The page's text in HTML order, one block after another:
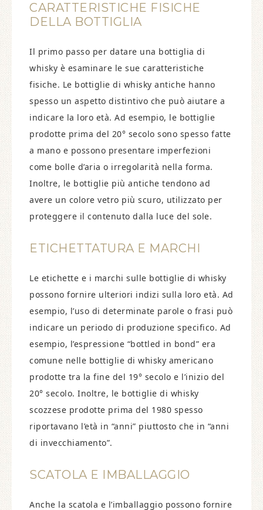
CARATTERISTICHE FISICHE
DELLA BOTTIGLIA
Il primo passo per datare una bottiglia di
whisky è esaminare le sue caratteristiche
fisiche. Le bottiglie di whisky antiche hanno
spesso un aspetto distintivo che può aiutare a
indicare la loro età. Ad esempio, le bottiglie
prodotte prima del 20° secolo sono spesso fatte
a mano e possono presentare imperfezioni
come bolle d’aria o irregolarità nella forma.
Inoltre, le bottiglie più antiche tendono ad
avere un colore vetro più scuro, utilizzato per
proteggere il contenuto dalla luce del sole.
ETICHETTATURA E MARCHI
Le etichette e i marchi sulle bottiglie di whisky
possono fornire ulteriori indizi sulla loro età. Ad
esempio, l’uso di determinate parole o frasi può
indicare un periodo di produzione specifico. Ad
esempio, l’espressione “bottled in bond” era
comune nelle bottiglie di whisky americano
prodotte tra la fine del 19° secolo e l’inizio del
20° secolo. Inoltre, le bottiglie di whisky
scozzese prodotte prima del 1980 spesso
riportavano l’età in “anni” piuttosto che in “anni
di invecchiamento”.
SCATOLA E IMBALLAGGIO
Anche la scatola e l’imballaggio possono fornire